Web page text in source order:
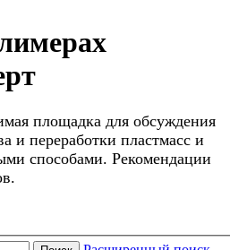
площадка для обсуждения
и переработки пластмасс и
способами. Рекомендации